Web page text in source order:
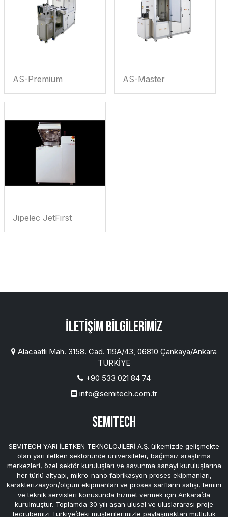
AS-Premium AS-Master
Jipelec JetFirst
İletişim Bilgilerimiz
Alacaatlı Mah. 3158. Cad. 119A/43, 06810 Çankaya/Ankara
TÜRKİYE
+90 533 021 84 74
info@semitech.com.tr
SEMITECH
SEMITECH YARI İLETKEN TEKNOLOJİLERİ A.Ş. ülkemizde gelişmekte
olan yarı iletken sektöründe üniversiteler, bağımsız araştırma
merkezleri, özel sektör kuruluşları ve savunma sanayi kuruluşlarına
her türlü altyapı, mikro-nano fabrikasyon proses ekipmanları,
karakterizasyon/ölçüm ekipmanları ve proses sarfların satışı, temini
ve teknik servisleri konusunda hizmet vermek için Ankara’da
kurulmuştur. Toplamda 30 yılı aşan ulusal ve uluslararası proje
tecrübemizi Türkiye’deki müşterilerimizle paylaşmaktan mutluluk